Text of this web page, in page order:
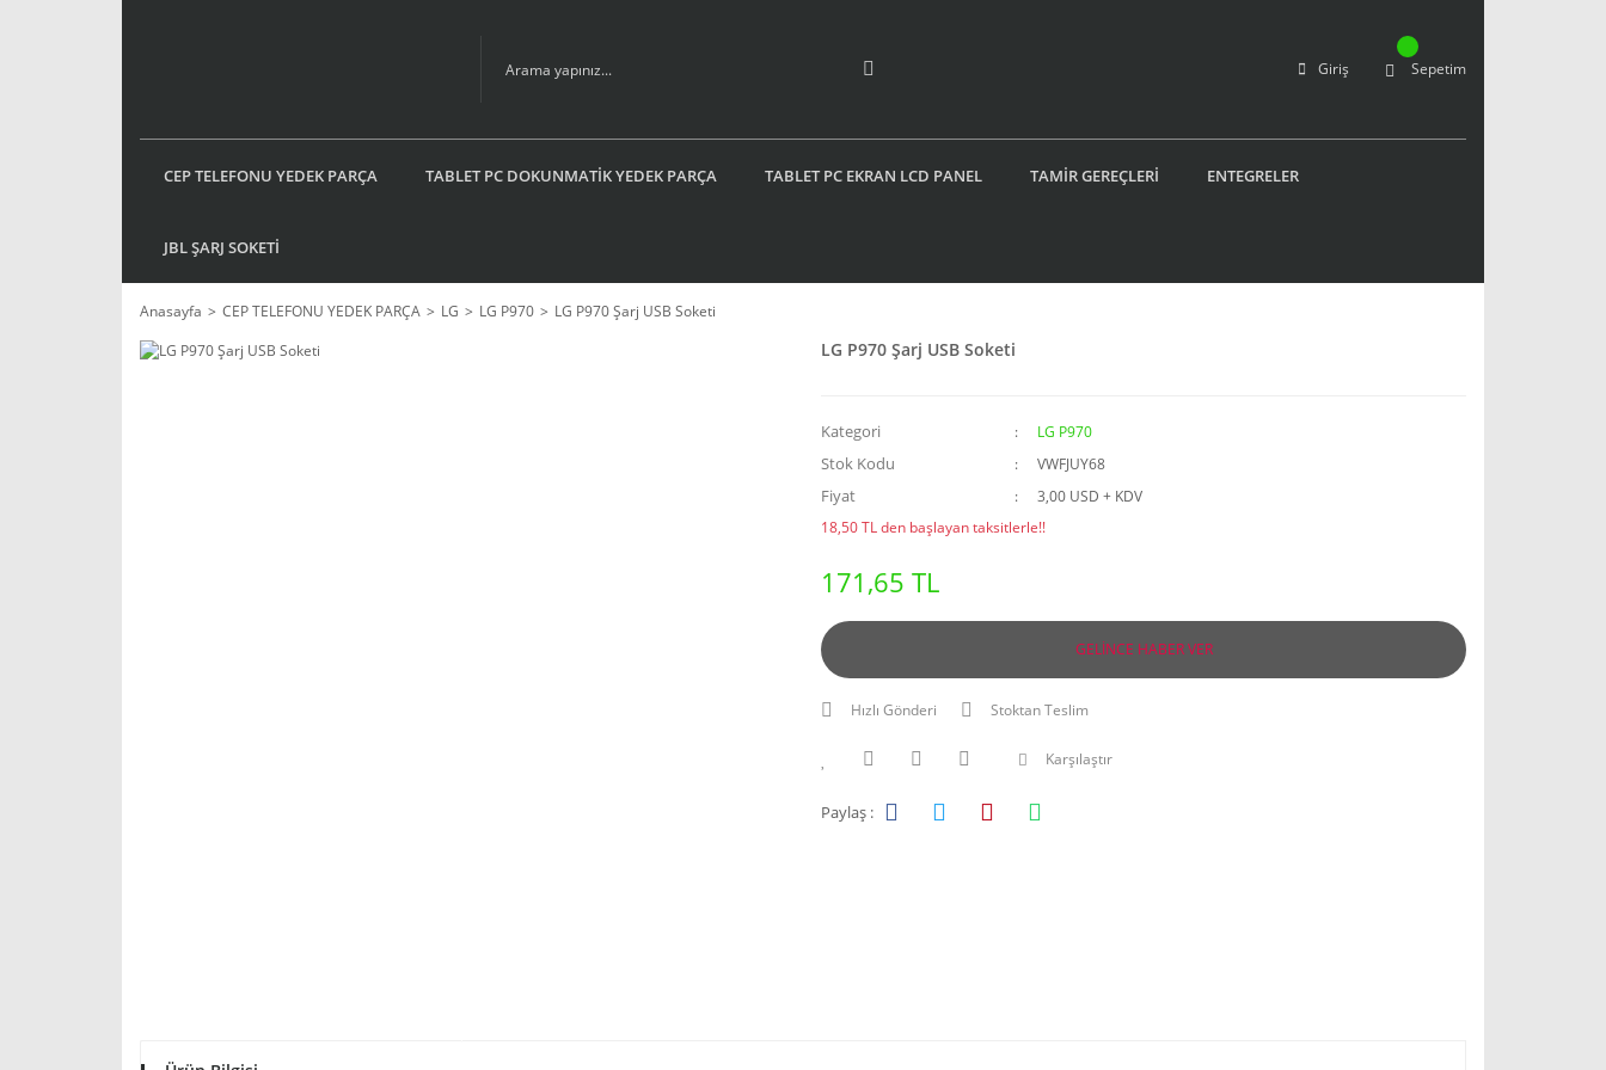
Giriş Sepetim
CEP TELEFONU YEDEK PARÇA TABLET PC DOKUNMATİK YEDEK PARÇA TABLET PC EKRAN LCD PANEL TAMİR GEREÇLERİ ENTEGRELER
JBL ŞARJ SOKETİ
Anasayfa CEP TELEFONU YEDEK PARÇA LG LG P970 LG P970 Şarj USB Soketi
LG P970 Şarj USB Soketi
Kategori LG P970
Stok Kodu VWFJUY68
Fiyat
3,00 USD + KDV
18,50 TL den başlayan taksitlerle!!
171,65 TL
GELİNCE HABER VER
Hızlı Gönderi Stoktan Teslim
Karşılaştır
Paylaş :